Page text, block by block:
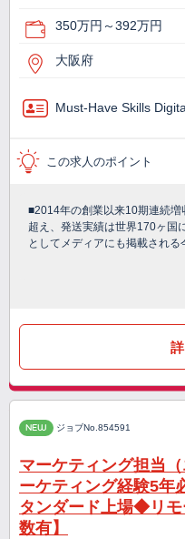
350万円～392万円
大阪府
Must-Have Skills
この求人のポイント
■2014年の創業以来10期連続増
超え、発送実績は世界170ヶ国
としてメディアにも掲載され
NEW ジョブNo.854591
マーケティング担当
ーケティング経験5
タンダード上場◆リ
数有】